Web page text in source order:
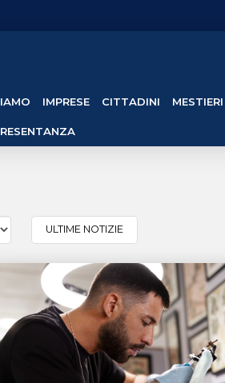
IMPRESE CITTADINI MESTIERI
ULTIME NOTIZIE